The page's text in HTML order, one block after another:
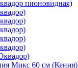
пионовидная)
Микс 60 см (Кения)